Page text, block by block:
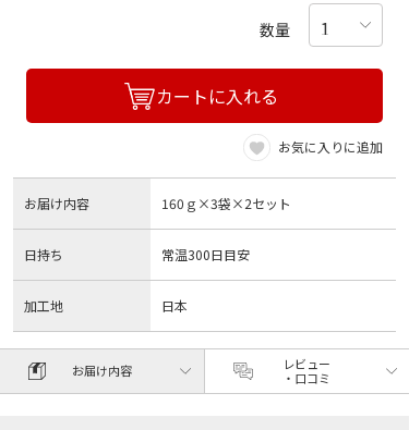
数量
カートに入れる
お気に入りに追加
お届け内容 160ｇ×3袋×2セット
日持ち 常温300日目安
加工地 日本
お届け内容
レビュー
・口コミ